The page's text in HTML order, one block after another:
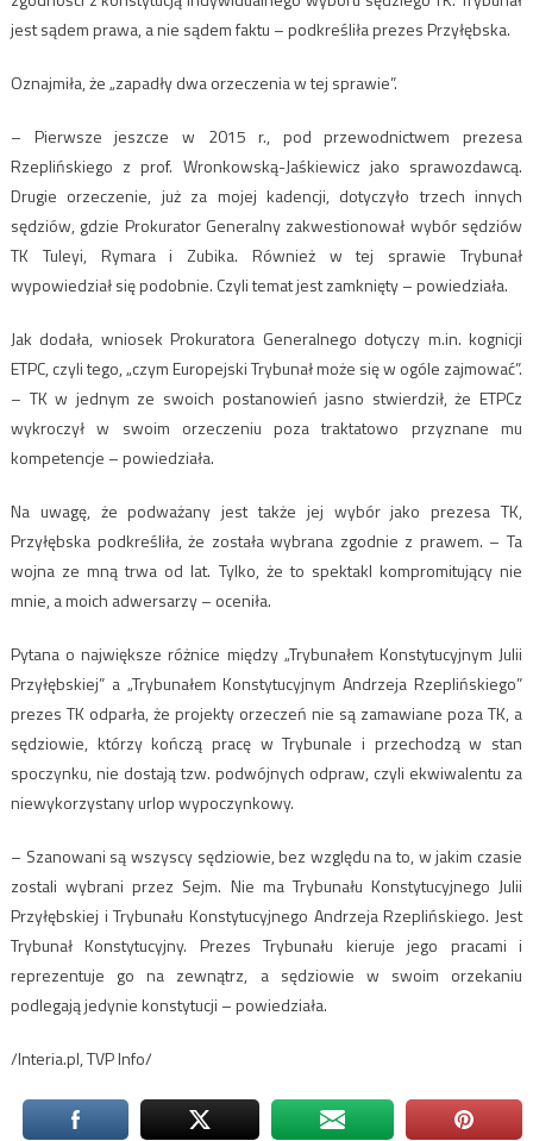
jest sądem prawa, a nie sądem faktu – podkreśliła prezes Przyłębska.
Oznajmiła, że „zapadły dwa orzeczenia w tej sprawie”.
– Pierwsze jeszcze w 2015 r., pod przewodnictwem prezesa
Rzeplińskiego z prof. Wronkowską-Jaśkiewicz jako sprawozdawcą.
Drugie orzeczenie, już za mojej kadencji, dotyczyło trzech innych
sędziów, gdzie Prokurator Generalny zakwestionował wybór sędziów
TK Tuleyi, Rymara i Zubika. Również w tej sprawie Trybunał
wypowiedział się podobnie. Czyli temat jest zamknięty – powiedziała.
Jak dodała, wniosek Prokuratora Generalnego dotyczy m.in. kognicji
ETPC, czyli tego, „czym Europejski Trybunał może się w ogóle zajmować”.
– TK w jednym ze swoich postanowień jasno stwierdził, że ETPCz
wykroczył w swoim orzeczeniu poza traktatowo przyznane mu
kompetencje – powiedziała.
Na uwagę, że podważany jest także jej wybór jako prezesa TK,
Przyłębska podkreśliła, że została wybrana zgodnie z prawem. – Ta
wojna ze mną trwa od lat. Tylko, że to spektakl kompromitujący nie
mnie, a moich adwersarzy – oceniła.
Pytana o największe różnice między „Trybunałem Konstytucyjnym Julii
Przyłębskiej” a „Trybunałem Konstytucyjnym Andrzeja Rzeplińskiego”
prezes TK odparła, że projekty orzeczeń nie są zamawiane poza TK, a
sędziowie, którzy kończą pracę w Trybunale i przechodzą w stan
spoczynku, nie dostają tzw. podwójnych odpraw, czyli ekwiwalentu za
niewykorzystany urlop wypoczynkowy.
– Szanowani są wszyscy sędziowie, bez względu na to, w jakim czasie
zostali wybrani przez Sejm. Nie ma Trybunału Konstytucyjnego Julii
Przyłębskiej i Trybunału Konstytucyjnego Andrzeja Rzeplińskiego. Jest
Trybunał Konstytucyjny. Prezes Trybunału kieruje jego pracami i
reprezentuje go na zewnątrz, a sędziowie w swoim orzekaniu
podlegają jedynie konstytucji – powiedziała.
/Interia.pl, TVP Info/